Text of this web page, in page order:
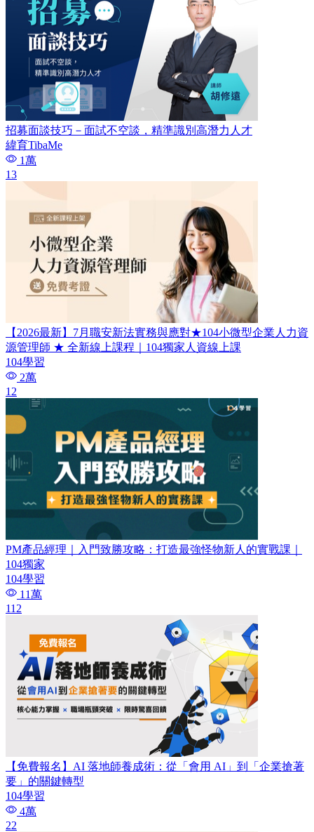
招募面談技巧－面試不空談，精準識別高潛力人才
緯育TibaMe
1萬
13
【2026最新】7月職安新法實務與應對★104小微型企業人力資
源管理師​ ★ 全新線上課程｜104獨家人資線上課
104學習
2萬
12
PM產品經理｜入門致勝攻略：打造最強怪物新人的實戰課｜
104獨家
104學習
11萬
112
【免費報名】AI 落地師養成術：​從「會用 AI」到「企業搶著
要」的關鍵轉型
104學習
4萬
22